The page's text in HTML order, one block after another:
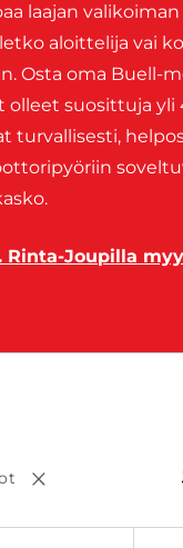
laajan
aloittelija vai
Osta oma Buell-
suosittuja yli
turvallisesti,
Joupilla
Poista valinta